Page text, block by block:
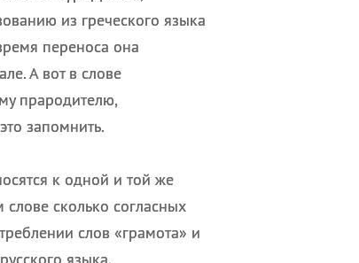
из греческого языка
переноса она
А вот в слове
прародителю,
запомнить.
к одной и той же
слове сколько согласных
слов «грамота» и